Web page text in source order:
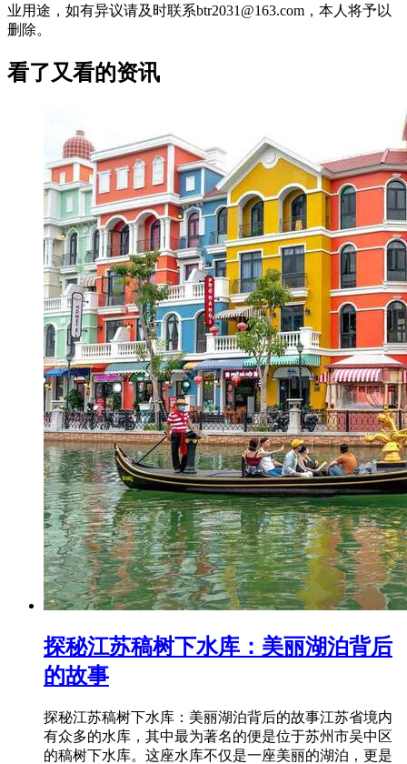
业用途，如有异议请及时联系btr2031@163.com，本人将予以
删除。
看了又看的资讯
探秘江苏稿树下水库：美丽湖泊背后
的故事
探秘江苏稿树下水库：美丽湖泊背后的故事江苏省境内
有众多的水库，其中最为著名的便是位于苏州市吴中区
的稿树下水库。这座水库不仅是一座美丽的湖泊，更是